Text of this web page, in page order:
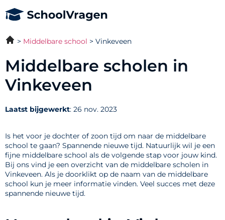
Middelbare school Vinkeveen
Middelbare scholen in
Vinkeveen
Laatst bijgewerkt: 26 nov. 2023
Is het voor je dochter of zoon tijd om naar de middelbare
school te gaan? Spannende nieuwe tijd. Natuurlijk wil je een
fijne middelbare school als de volgende stap voor jouw kind.
Bij ons vind je een overzicht van de middelbare scholen in
Vinkeveen. Als je doorklikt op de naam van de middelbare
school kun je meer informatie vinden. Veel succes met deze
spannende nieuwe tijd.